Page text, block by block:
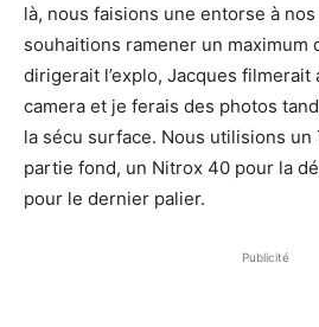
là, nous faisions une entorse à
souhaitions ramener un maximum
dirigerait l’explo, Jacques filmerait
camera et je ferais des photos
la sécu surface. Nous utilisions un
partie fond, un Nitrox 40 pour la
pour le dernier palier.
Publicité